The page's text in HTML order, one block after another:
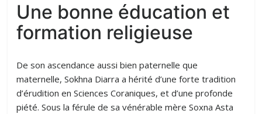
Une bonne éducation et
formation religieuse
De son ascendance aussi bien paternelle que
maternelle, Sokhna Diarra a hérité d’une forte tradition
d’érudition en Sciences Coraniques, et d’une profonde
piété. Sous la férule de sa vénérable mère Soxna Asta